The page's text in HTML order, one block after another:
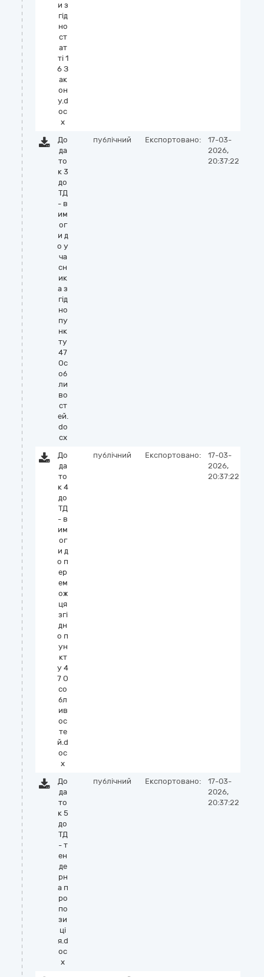
и з
гiд
но
ст
ат
тi 1
6 З
ак
он
у.d
oc
x
До
да
то
к 3
до
ТД
- в
им
ог
и д
о у
ча
сн
ик
а з
гiд
но
пу
нк
ту
47
Ос
об
ли
во
ст
ей.
do
cx
публічний Експортовано:
17-03-
2026,
20:37:22
До
да
то
к 4
до
ТД
- в
им
ог
и д
о п
ер
ем
ож
ця
згi
дн
о п
ун
кт
у 4
7 О
со
бл
ив
ос
те
й.d
oc
x
публічний Експортовано:
17-03-
2026,
20:37:22
До
да
то
к 5
до
ТД
- т
ен
де
рн
а п
ро
по
зи
цi
я.d
oc
x
публічний Експортовано:
17-03-
2026,
20:37:22